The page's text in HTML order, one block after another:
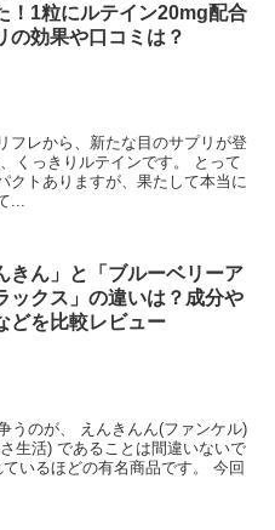
！1粒にルテイン20mg配合
の効果や口コミは？
フレから、新たな目のサプリが登
くっきりルテインです。 とって
クトありますが、果たして本当に
...
きん」と「ブルーベリーア
ックス」の違いは？成分や
どを比較レビュー
うのが、 えんきんん(ファンケル)
生活) であることは間違いないで
いるほどの有名商品です。 今回